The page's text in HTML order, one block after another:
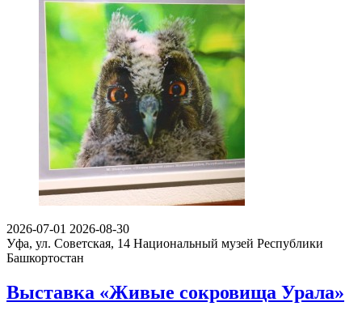
2026-07-01 2026-08-30
Уфа, ул. Советская, 14 Национальный музей Республики
Башкортостан
Выставка «Живые сокровища Урала»